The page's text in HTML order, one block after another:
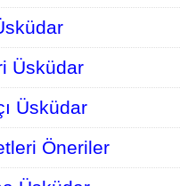
Üsküdar
Üsküdar
Öneriler